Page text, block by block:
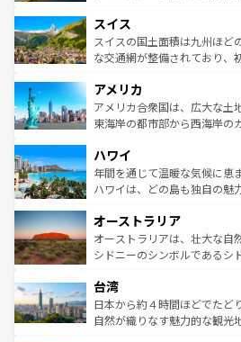
れる地方に足を運ぶとそれぞ
きるだろう。 なお、新
を参照してほしい。
は、お酒好きな人にはぜひ体験してほ
ドイツ情報はコンテンツ一覧
リアごとに異なる魅力がある
ティー、ビール好きにはたま
戦など、本場だからこそでき
ンツ一覧を参照してほしい。
スイス
スイスの国土面積は九州ほど
な交通網が整備されており、
の建物がそのまま残る町や、
博物館もあり、アルプス観光
ことができる。国民の所得が
ば市内交通費無料で観光を楽しむこ
着のスイス情報はコンテンツ
アメリカ
アメリカ合衆国は、広大な土
東海岸の都市部から西海岸の
のような巨大都市は、観光、
ンメントが詰まった刺激的な
西部には大自然が広がり、グ
部のニューオーリンズでは、
文化が魅力。旅行者はアメリ
しみながら、その多様性と豊
ならではの贅沢な旅のスタイルだ。 なお、新着の
情報はコンテンツ一覧を参照
ハワイ
年間を通じて温暖な気候に恵
ハワイは、どの島も独自の魅
ワイ島は見逃せない。また、
島だが、静かな自然を求める
おすすめ。エメラルドグリー
れるおもてなしの心で訪れる
人々、おいしいローカルフー
ク、伝統的なフラダンスなど
オーストラリア
オーストラリアは、壮大な自
シドニーのシンボルであるシ
リアリーフや大陸中央部にそ
ク）、タスマニアの美しい原
ど、見どころがたくさん。ま
台湾
日本から約４時間ほどでたど
自然が織りなす魅力的な観光